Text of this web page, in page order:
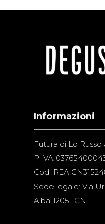
Informazioni
Futura di Lo Russo
P.IVA
Cod. REA
Sede legale: Via
Alba 12051 CN